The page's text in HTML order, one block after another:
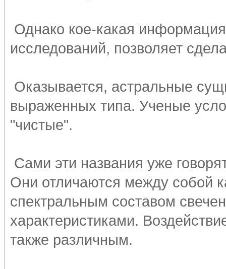
Однако кое-какая
исследований, позволяет
Оказывается, астральные
выраженных типа. Ученые
"чистые".
Сами эти названия уже
Они отличаются между собой
спектральным составом
характеристиками.
также различным.